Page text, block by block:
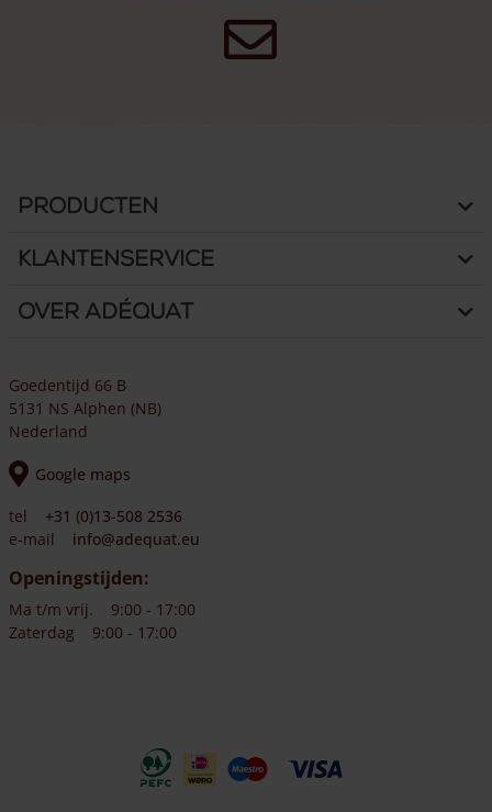
Producten
Klantenservice
Over Adéquat
Goedentijd 66 B
5131 NS Alphen (NB)
Nederland
Google maps
tel
+31 (0)13-508 2536
e-mail
info@adequat.eu
Openingstijden:
Ma t/m vrij.
9:00 - 17:00
Zaterdag
9:00 - 17:00